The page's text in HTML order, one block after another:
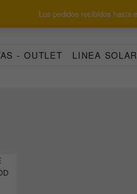
Los pedidos recibidos hasta
- OUTLET LINEA